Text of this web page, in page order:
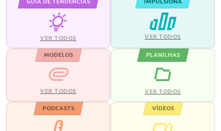
VER TODOS VER TODOS
MODELOS
VER TODOS
PLANILHAS
VER TODOS
PODCASTS VÍDEOS